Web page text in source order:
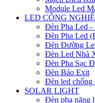
Module Led
LED CÔNG
Đèn Pha Led -
Đèn Pha Led
Đèn Đường
Đèn Led Nhà
Đèn Pha Sạc
Đèn Báo Exit
Đèn led chống
SOLAR LIGHT
Đèn pha năng